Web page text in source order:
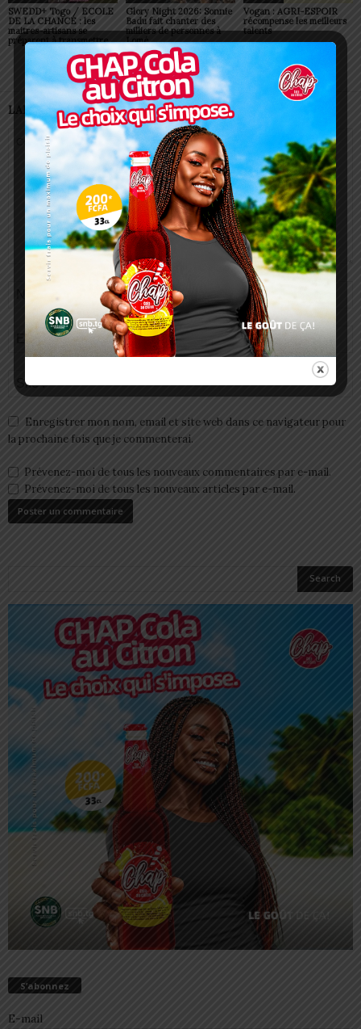
SWEDD+ Togo / ECOLE
DE LA CHANCE : les
maitres-artisans se
préparent à transmettre
Glory Night 2026: Sonnie
Badu fait chanter des
milliers de personnes à
Lomé
Vogan : AGRI-ESPOIR
récompense les meilleurs
talents
LAISSER UN COMMENTAIRE
Enregistrer mon nom, email et site web dans ce navigateur pour
la prochaine fois que je commenterai.
Prévenez-moi de tous les nouveaux commentaires par e-mail.
Prévenez-moi de tous les nouveaux articles par e-mail.
S’abonnez
E-mail